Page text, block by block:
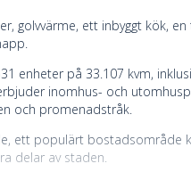
golvvärme, ett inbyggt kök,
enheter på 33.107 kvm,
inomhus- och
och promenadstråk.
ett populärt
delar av staden.